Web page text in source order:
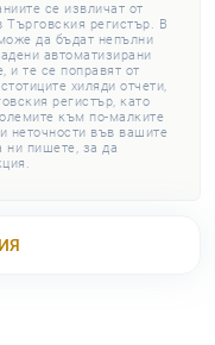
се извличат от
Търговския регистър. В
да бъдат непълни
автоматизирани
и те се поправят от
хиляди отчети,
регистър, като
към по-малките
неточности във вашите
ни пишете, за да